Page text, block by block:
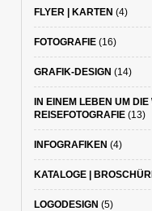
FLYER | KARTEN (4)
FOTOGRAFIE(16)
GRAFIK-DESIGN (14)
IN EINEM LEBEN UM DIE
REISEFOTOGRAFIE(13)
INFOGRAFIKEN (4)
KATALOGE |
LOGODESIGN (5)